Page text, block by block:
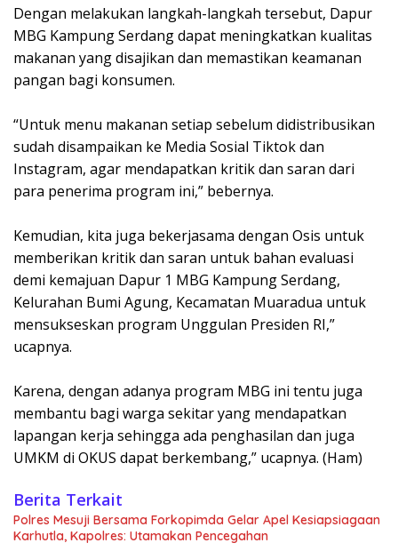
Dengan melakukan langkah-langkah tersebut, Dapur
MBG Kampung Serdang dapat meningkatkan kualitas
makanan yang disajikan dan memastikan keamanan
pangan bagi konsumen.
“Untuk menu makanan setiap sebelum didistribusikan
sudah disampaikan ke Media Sosial Tiktok dan
Instagram, agar mendapatkan kritik dan saran dari
para penerima program ini,” bebernya.
Kemudian, kita juga bekerjasama dengan Osis untuk
memberikan kritik dan saran untuk bahan evaluasi
demi kemajuan Dapur 1 MBG Kampung Serdang,
Kelurahan Bumi Agung, Kecamatan Muaradua untuk
mensukseskan program Unggulan Presiden RI,”
ucapnya.
Karena, dengan adanya program MBG ini tentu juga
membantu bagi warga sekitar yang mendapatkan
lapangan kerja sehingga ada penghasilan dan juga
UMKM di OKUS dapat berkembang,” ucapnya. (Ham)
Berita Terkait
Polres Mesuji Bersama Forkopimda Gelar Apel Kesiapsiagaan
Karhutla, Kapolres: Utamakan Pencegahan